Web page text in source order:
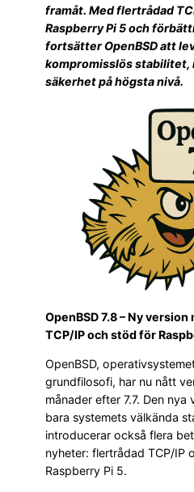
framåt. Med flertrådad
Raspberry Pi 5 och
fortsätter OpenBSD att
kompromisslös stabilitet,
säkerhet på högsta nivå.
OpenBSD 7.8 – Ny
TCP/IP och stöd för
OpenBSD,
grundfilosofi, har nu nått
månader efter 7.7. Den
bara systemets välkända
introducerar också flera
nyheter: flertrådad TCP/IP
Raspberry Pi 5.